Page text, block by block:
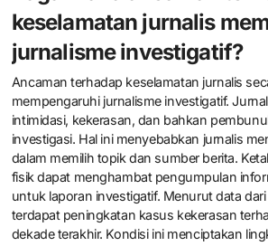
Seringkali, mereka mengalami intimidasi
Tantangan lainnya adalah masalah akses
penting sulit diakses karena kebijakan
Jurnalis juga harus bersaing dengan
menyebar cepat di media sosial. Ini
membedakan fakta dari fiksi. Di era digital,
menguasai teknologi baru. Keterampilan
penggunaan alat digital menjadi semakin
Bagaimana ancaman
keselamatan jurnalis